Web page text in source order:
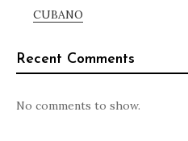
CUBANO
Recent Comments
No comments to show.